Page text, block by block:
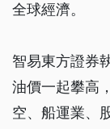
全球經濟。
智易東方證券
油價一起攀高
空、船運業、